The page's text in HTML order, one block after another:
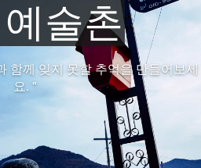
술촌
함께 잊지 못할 추억을 만들어보세
요. "